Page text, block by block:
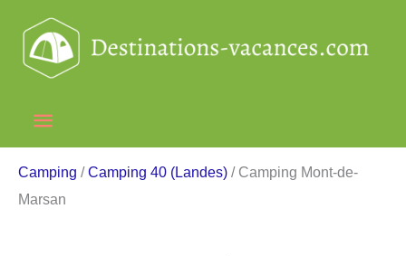
contenu
Menu
principal
Camping /Camping 40 (Landes) / Camping Mont-de-
Marsan